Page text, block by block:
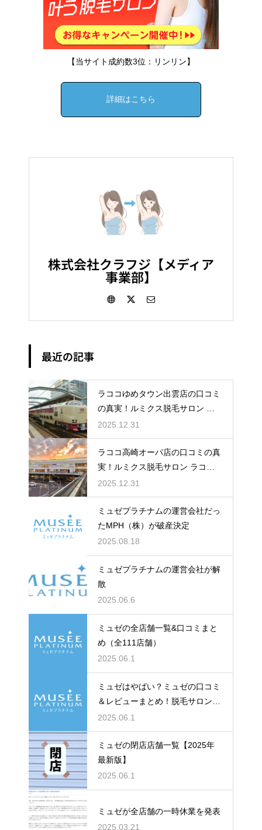
【当サイト成約数3位：リンリン】
詳細はこちら
株式会社クラフジ【メディア
事業部】
最近の記事
ラココゆめタウン出雲店の口コミ
の真実！ルミクス脱毛サロン ラ
ココゆめタウン出雲店のレビュー
＆評判
2025.12.31
ラココ高崎オーパ店の口コミの真
実！ルミクス脱毛サロン ラココ
高崎オーパ店のレビュー＆評判
2025.12.31
ミュゼプラチナムの運営会社だっ
たMPH（株）が破産決定
2025.08.18
ミュゼプラチナムの運営会社が解
散
2025.06.6
ミュゼの全店舗一覧&口コミまと
め（全111店舗）
2025.06.1
ミュゼはやばい？ミュゼの口コミ
＆レビューまとめ！脱毛サロン
「ミュゼプラチナム」のレビュー
＆評価の真実とは？【各店舗口コ
ミ一覧】
2025.06.1
ミュゼの閉店店舗一覧【2025年
最新版】
2025.06.1
ミュゼが全店舗の一時休業を発表
2025.03.21